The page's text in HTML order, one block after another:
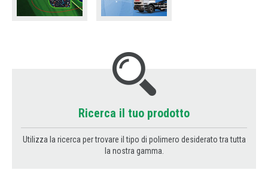
Ricerca il tuo prodotto
Utilizza la ricerca per trovare il tipo di polimero desiderato tra tutta
la nostra gamma.